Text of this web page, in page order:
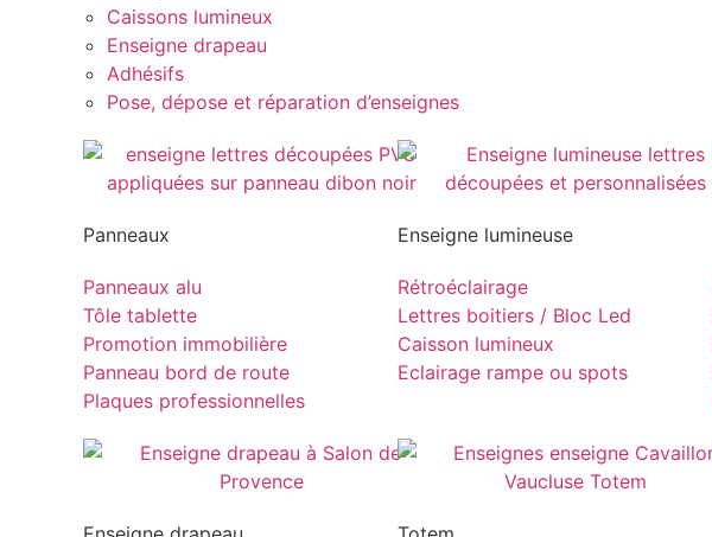
Caissons lumineux
Enseigne drapeau
Adhésifs
Pose, dépose et réparation d’enseignes
Panneaux
Panneaux alu
Tôle tablette
Promotion immobilière
Panneau bord de route
Plaques professionnelles
Enseigne lumineuse
Rétroéclairage
Lettres boitiers / Bloc Led
Caisson lumineux
Eclairage rampe ou spots